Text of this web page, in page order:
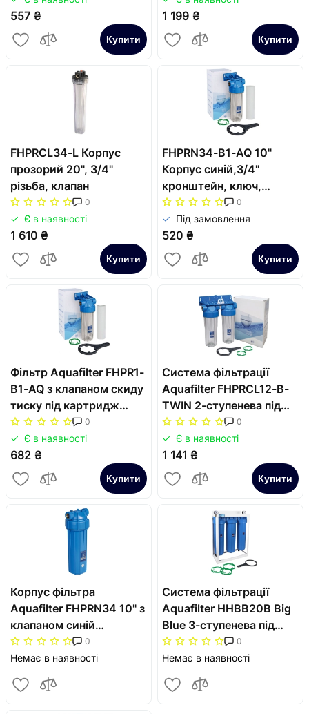
557 ₴
Купити
1 199 ₴
Купити
FHPRCL34-L Корпус
прозорий 20", 3/4"
різьба, клапан
0
Є в наявності
1 610 ₴
Купити
FHPRN34-B1-AQ 10"
Корпуc синій,3/4"
кронштейн, ключ,
картридж
0
Під замовлення
520 ₴
Купити
Фільтр Aquafilter FHPR1-
B1-AQ з клапаном скиду
тиску під картридж
2.5"х10" підключення 1"
0
Є в наявності
682 ₴
Купити
Система фільтрації
Aquafilter FHPRCL12-B-
TWIN 2-ступенева під
картриджі 10"
підключення 1/2"
0
Є в наявності
1 141 ₴
Купити
Корпус фільтра
Aquafilter FHPRN34 10" з
клапаном синій
підключення 3/4"
0
Немає в наявності
Система фільтрації
Aquafilter HHBB20B Big
Blue 3-ступенева під
картриджі 20" на
платформі з манометр
0
Немає в наявності